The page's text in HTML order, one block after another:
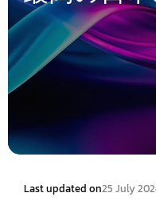
Last updated on25 July